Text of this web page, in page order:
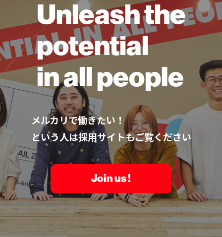
Unleash the
potential
in all people
メルカリで働きたい！
という人は採用サイトもご覧ください
Join us !